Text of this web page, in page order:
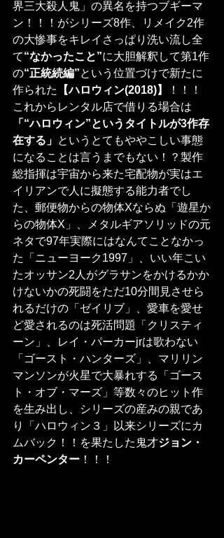
界三大殺人鬼」の異名を持つブギーマ
ン！！！がシリーズ8作、リメイク2作
の大惨事をキレイさっぱり洗い流し全
て“なかったこと”に大胆解釈して第1作
の“正統続編”という位置づけで新たに
作られた
【ハロウィン(2018)】
！！！
これからレンタル店で借りる場合は
「“ハロウィン”というタイトルが3作存
在する」 というとてもややこしい事態
になることは言うまでもない！？製作
総指揮は宇宙から来た宅配物が実はエ
イリアンで人に擬態する能力者でし
た、郵便物からの物体Xならぬ「遊星か
らの物体X」、メタルギアソリッドの元
ネタで97年実際にはなんてことなかっ
た「ニューヨーク1997」、いい年こい
たオッサン2人がグラサンをかけるかか
けないかの死闘をただ10分間見させら
れるだけの「ゼイリブ」、愛車を愛せ
ど愛されるのは死活問題「クリスティ
ーン」、レイ・パーカーjrは歌わない
「ゴースト・ハンターズ」、マリリン
マンソンが火星で大暴れする「ゴース
ト・オブ・マーズ」等数々のヒット作
を生み出し、シリーズの産みの親であ
り「ハロウィン３」以来シリーズにカ
ムバック！！を果たした鬼才ジョン・
カーペンター ！！！